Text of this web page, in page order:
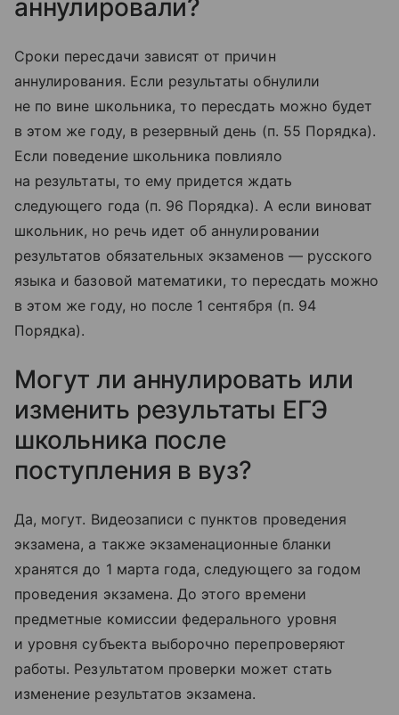
аннулировали?
Сроки пересдачи зависят от причин
аннулирования. Если результаты обнулили
не по вине школьника, то пересдать можно будет
в этом же году, в резервный день (п. 55 Порядка).
Если поведение школьника повлияло
на результаты, то ему придется ждать
следующего года (п. 96 Порядка). А если виноват
школьник, но речь идет об аннулировании
результатов обязательных экзаменов — русского
языка и базовой математики, то пересдать можно
в этом же году, но после 1 сентября (п. 94
Порядка).
Могут ли аннулировать или
изменить результаты ЕГЭ
школьника после
поступления в вуз?
Да, могут. Видеозаписи с пунктов проведения
экзамена, а также экзаменационные бланки
хранятся до 1 марта года, следующего за годом
проведения экзамена. До этого времени
предметные комиссии федерального уровня
и уровня субъекта выборочно перепроверяют
работы. Результатом проверки может стать
изменение результатов экзамена.